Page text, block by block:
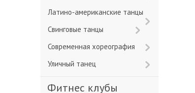
Латино-американские танцы
Свинговые танцы
Современная хореография
Уличный танец
Фитнес клубы